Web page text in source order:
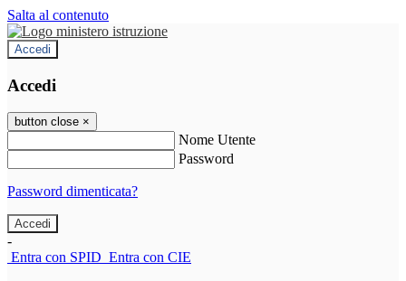
Salta al contenuto
Accedi
Accedi
button close ×
Nome Utente
Password
Password dimenticata?
-
Entra con SPID Entra con CIE